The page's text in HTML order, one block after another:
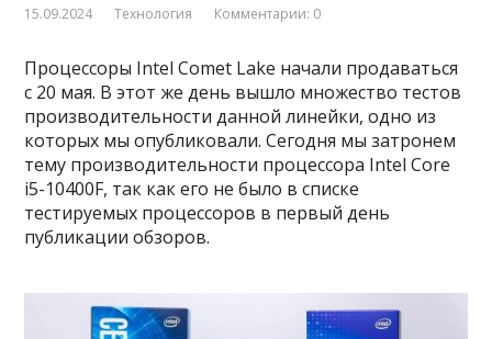
15.09.2024 Технология Комментарии: 0
Процессоры Intel Comet Lake начали продаваться
с 20 мая. В этот же день вышло множество тестов
производительности данной линейки, одно из
которых мы опубликовали. Сегодня мы затронем
тему производительности процессора Intel Core
i5-10400F, так как его не было в списке
тестируемых процессоров в первый день
публикации обзоров.